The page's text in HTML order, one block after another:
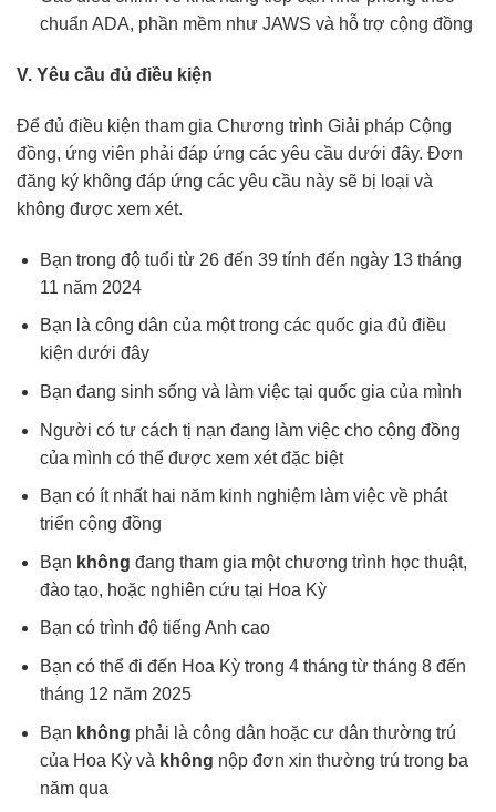
chuẩn ADA, phần mềm như JAWS và hỗ trợ cộng đồng
V. Yêu cầu đủ điều kiện
Để đủ điều kiện tham gia Chương trình Giải pháp Cộng
đồng, ứng viên phải đáp ứng các yêu cầu dưới đây. Đơn
đăng ký không đáp ứng các yêu cầu này sẽ bị loại và
không được xem xét.
Bạn trong độ tuổi từ 26 đến 39 tính đến ngày 13 tháng
11 năm 2024
Bạn là công dân của một trong các quốc gia đủ điều
kiện dưới đây
Bạn đang sinh sống và làm việc tại quốc gia của mình
Người có tư cách tị nạn đang làm việc cho cộng đồng
của mình có thể được xem xét đặc biệt
Bạn có ít nhất hai năm kinh nghiệm làm việc về phát
triển cộng đồng
Bạn không đang tham gia một chương trình học thuật,
đào tạo, hoặc nghiên cứu tại Hoa Kỳ
Bạn có trình độ tiếng Anh cao
Bạn có thể đi đến Hoa Kỳ trong 4 tháng từ tháng 8 đến
tháng 12 năm 2025
Bạn không phải là công dân hoặc cư dân thường trú
của Hoa Kỳ và không nộp đơn xin thường trú trong ba
năm qua